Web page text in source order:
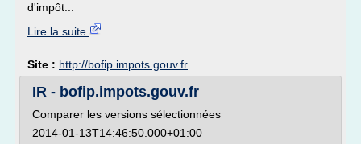
d'impôt...
Lire la suite
Site : http://bofip.impots.gouv.fr
IR - bofip.impots.gouv.fr
Comparer les versions sélectionnées
2014-01-13T14:46:50.000+01:00